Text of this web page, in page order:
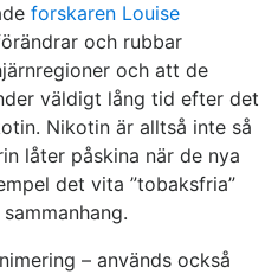
forskaren Louise
och rubbar
och att de
väldigt lång tid efter det
Nikotin är alltså inte så
låter påskina när de nya
det vita ”tobaksfria”
– används också